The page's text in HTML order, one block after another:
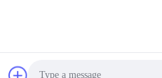
2022-2026 Shenzhen Yuantong